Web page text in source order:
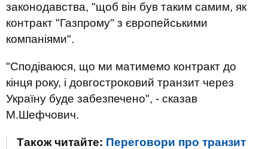
законодавства, "щоб він був таким самим, як
контракт "Газпрому" з європейськими
компаніями".
"Сподіваюся, що ми матимемо контракт до
кінця року, і довгостроковий транзит через
Україну буде забезпечено", - сказав
М.Шефчович.
Також читайте: Переговори про транзит